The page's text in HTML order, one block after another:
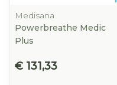
Medisana
Powerbreathe Medic
Plus
€ 131,33